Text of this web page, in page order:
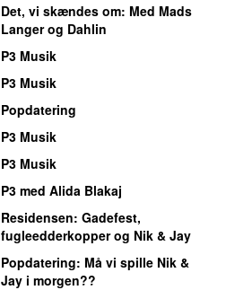
Det, vi skændes om: Med Mads
Langer og Dahlin
P3 Musik
P3 Musik
Popdatering
P3 Musik
P3 Musik
P3 med Alida Blakaj
Residensen: Gadefest,
fugleedderkopper og Nik & Jay
Popdatering: Må vi spille Nik &
Jay i morgen??